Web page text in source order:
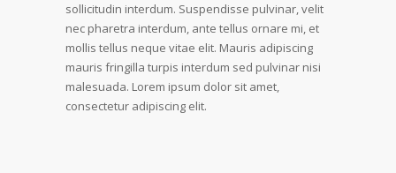
sollicitudin interdum. Suspendisse pulvinar, velit
nec pharetra interdum, ante tellus ornare mi, et
mollis tellus neque vitae elit. Mauris adipiscing
mauris fringilla turpis interdum sed pulvinar nisi
malesuada. Lorem ipsum dolor sit amet,
consectetur adipiscing elit.